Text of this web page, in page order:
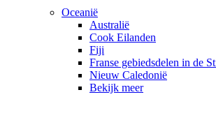
Oceanië
Australië
Cook Eilanden
Fiji
Franse gebiedsdelen in de
Nieuw Caledonië
Bekijk meer